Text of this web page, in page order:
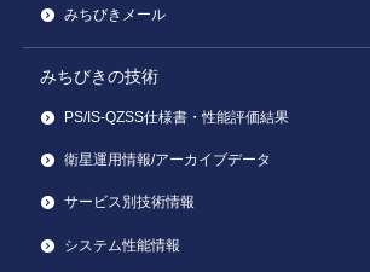
みちびきメール
みちびきの技術
PS/IS-QZSS仕様書・性能評価結果
衛星運用情報/アーカイブデータ
サービス別技術情報
システム性能情報